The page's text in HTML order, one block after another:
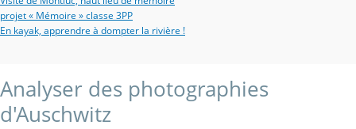
projet « Mémoire » classe 3PP
En kayak, apprendre à dompter la rivière !
Analyser des photographies
d'Auschwitz